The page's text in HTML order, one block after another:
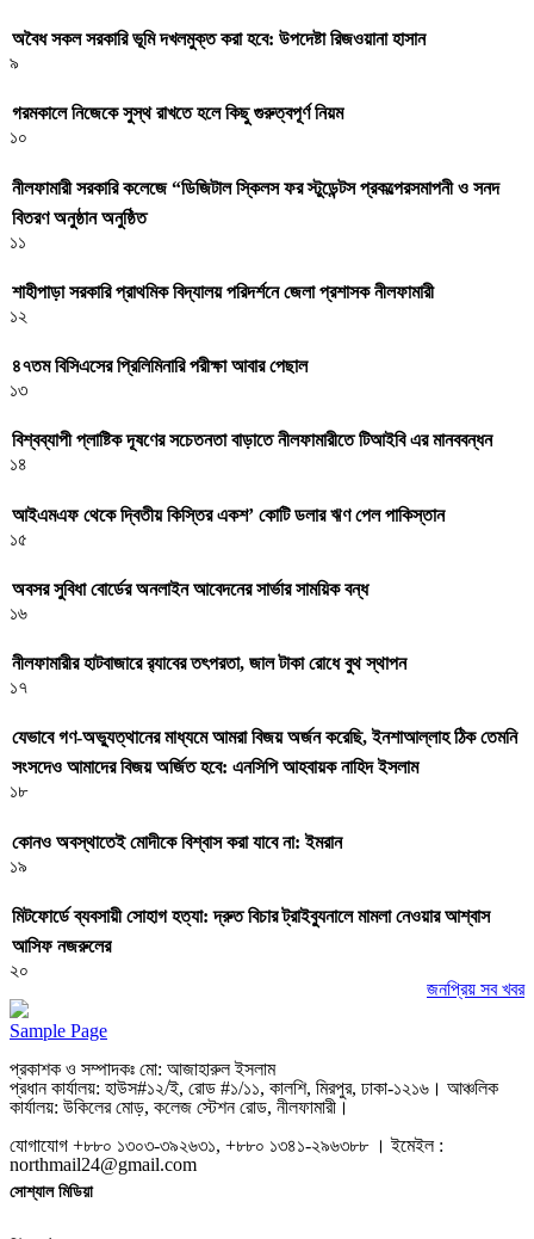
অবৈধ সকল সরকারি ভূমি দখলমুক্ত করা হবে: উপদেষ্টা রিজওয়ানা হাসান
৯
গরমকালে নিজেকে সুস্থ রাখতে হলে কিছু গুরুত্বপূর্ণ নিয়ম
১০
নীলফামারী সরকারি কলেজে “ডিজিটাল স্কিলস ফর স্টুডেন্টস প্রকল্পেরসমাপনী ও সনদ
বিতরণ অনুষ্ঠান অনুষ্ঠিত
১১
শাহীপাড়া সরকারি প্রাথমিক বিদ্যালয় পরিদর্শনে জেলা প্রশাসক নীলফামারী
১২
৪৭তম বিসিএসের প্রিলিমিনারি পরীক্ষা আবার পেছাল
১৩
বিশ্বব্যাপী প্লাষ্টিক দূষণের সচেতনতা বাড়াতে নীলফামারীতে টিআইবি এর মানববন্ধন
১৪
আইএমএফ থেকে দ্বিতীয় কিস্তির একশ’ কোটি ডলার ঋণ পেল পাকিস্তান
১৫
অবসর সুবিধা বোর্ডের অনলাইন আবেদনের সার্ভার সাময়িক বন্ধ
১৬
নীলফামারীর হাটবাজারে র‌্যাবের তৎপরতা, জাল টাকা রোধে বুথ স্থাপন
১৭
যেভাবে গণ-অভ্যুত্থানের মাধ্যমে আমরা বিজয় অর্জন করেছি, ইনশাআল্লাহ ঠিক তেমনি
সংসদেও আমাদের বিজয় অর্জিত হবে: এনসিপি আহবায়ক নাহিদ ইসলাম
১৮
কোনও অবস্থাতেই মোদীকে বিশ্বাস করা যাবে না: ইমরান
১৯
মিটফোর্ডে ব্যবসায়ী সোহাগ হত্যা: দ্রুত বিচার ট্রাইব্যুনালে মামলা নেওয়ার আশ্বাস
আসিফ নজরুলের
২০
জনপ্রিয় সব খবর
Sample Page
প্রকাশক ও সম্পাদকঃ মো: আজাহারুল ইসলাম
প্রধান কার্যালয়: হাউস#১২/ই, রোড #১/১১, কালশি, মিরপুর, ঢাকা-১২১৬। আঞ্চলিক
কার্যালয়: উকিলের মোড়, কলেজ স্টেশন রোড, নীলফামারী।
যোগাযোগ +৮৮০ ১৩০৩-৩৯২৬৩১, +৮৮০ ১৩৪১-২৯৬৩৮৮ । ইমেইল :
northmail24@gmail.com
সোশ্যাল মিডিয়া